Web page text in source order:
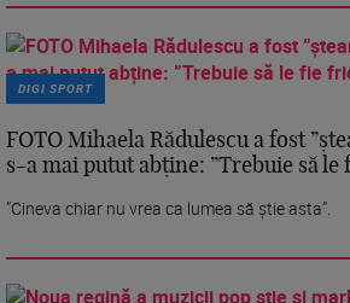
DIGI SPORT
FOTO Mihaela Rădulescu a fost
s-a mai putut abține: ”Trebuie să le
”Cineva chiar nu vrea ca lumea să știe asta”.